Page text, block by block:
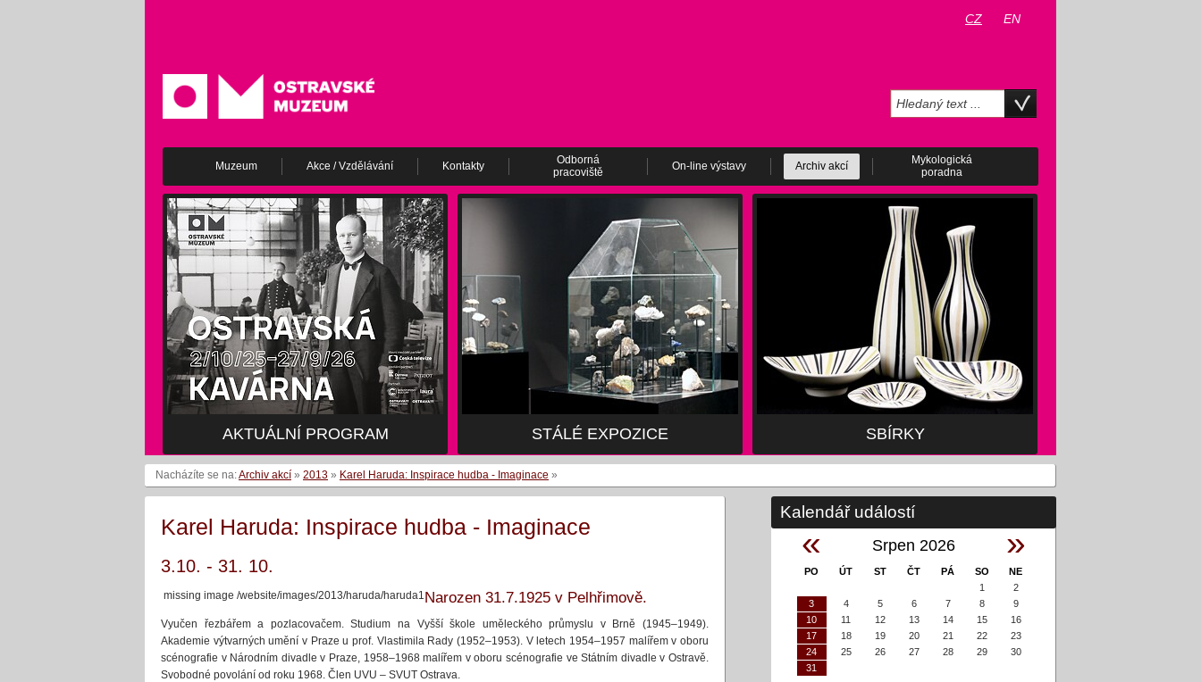
CZ EN
Muzeum Akce / Vzdělávání Kontakty
Odborná
pracoviště
On-line výstavy Archiv akcí
Mykologická
poradna
AKTUÁLNÍ PROGRAM STÁLÉ EXPOZICE SBÍRKY
Nacházíte se na:Archiv akcí » 2013 » Karel Haruda: Inspirace hudba - Imaginace »
Kalendář událostí
« Srpen 2026 »
PO ÚT ST ČT PÁ SO
NE
1
2
3
4 5 6 7 8
9
10
11 12 13 14 15
16
17
18 19 20 21 22
23
24
25 26 27 28 29
30
31
Karel Haruda: Inspirace hudba - Imaginace
3.10. - 31. 10.
missing image /website/images/2013/haruda/haruda1 Narozen 31.7.1925 v Pelhřimově.
Vyučen řezbářem a pozlacovačem. Studium na Vyšší škole uměleckého průmyslu v Brně (1945–1949).
Akademie výtvarných umění v Praze u prof. Vlastimila Rady (1952–1953). V letech 1954–1957 malířem v oboru
scénografie v Národním divadle v Praze, 1958–1968 malířem v oboru scénografie ve Státním divadle v Ostravě.
Svobodné povolání od roku 1968. Člen UVU – SVUT Ostrava.